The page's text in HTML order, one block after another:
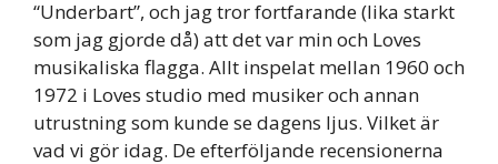
“Underbart”, och jag tror fortfarande (lika starkt
som jag gjorde då) att det var min och Loves
musikaliska flagga. Allt inspelat mellan 1960 och
1972 i Loves studio med musiker och annan
utrustning som kunde se dagens ljus. Vilket är
vad vi gör idag. De efterföljande recensionerna